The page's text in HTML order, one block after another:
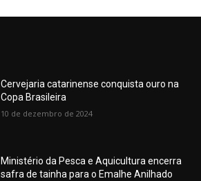
Cervejaria catarinense conquista ouro na
Copa Brasileira
10 de dezembro de 2024
Ministério da Pesca e Aquicultura encerra
safra de tainha para o Emalhe Anilhado